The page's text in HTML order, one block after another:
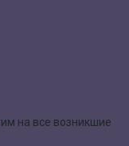
на все возникшие